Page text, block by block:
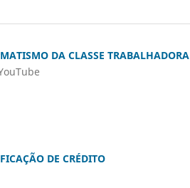
DA CLASSE TRABALHADORA
DE CRÉDITO